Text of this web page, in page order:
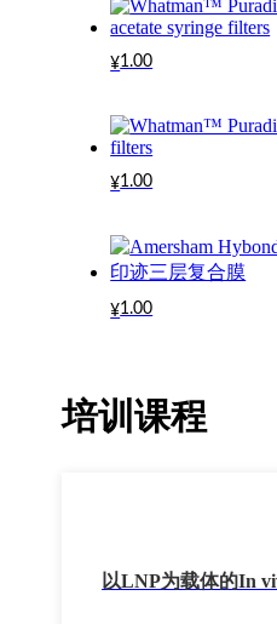
¥1.00
¥1.00
¥1.00
培训课程
以LNP为载体的In